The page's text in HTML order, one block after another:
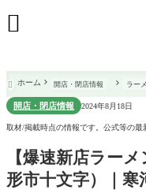

 ホーム 開店・閉店情報 ラー
開店・閉店情報 2024年8月18日
取材/掲載時点の情報です。公式等の最
【爆速新店ラー
形市十文字）｜